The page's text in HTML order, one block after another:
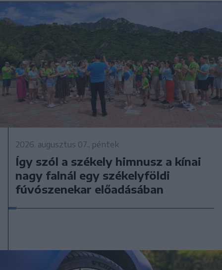
2026. augusztus 07., péntek
Így szól a székely himnusz a kínai
nagy falnál egy székelyföldi
fúvószenekar előadásában